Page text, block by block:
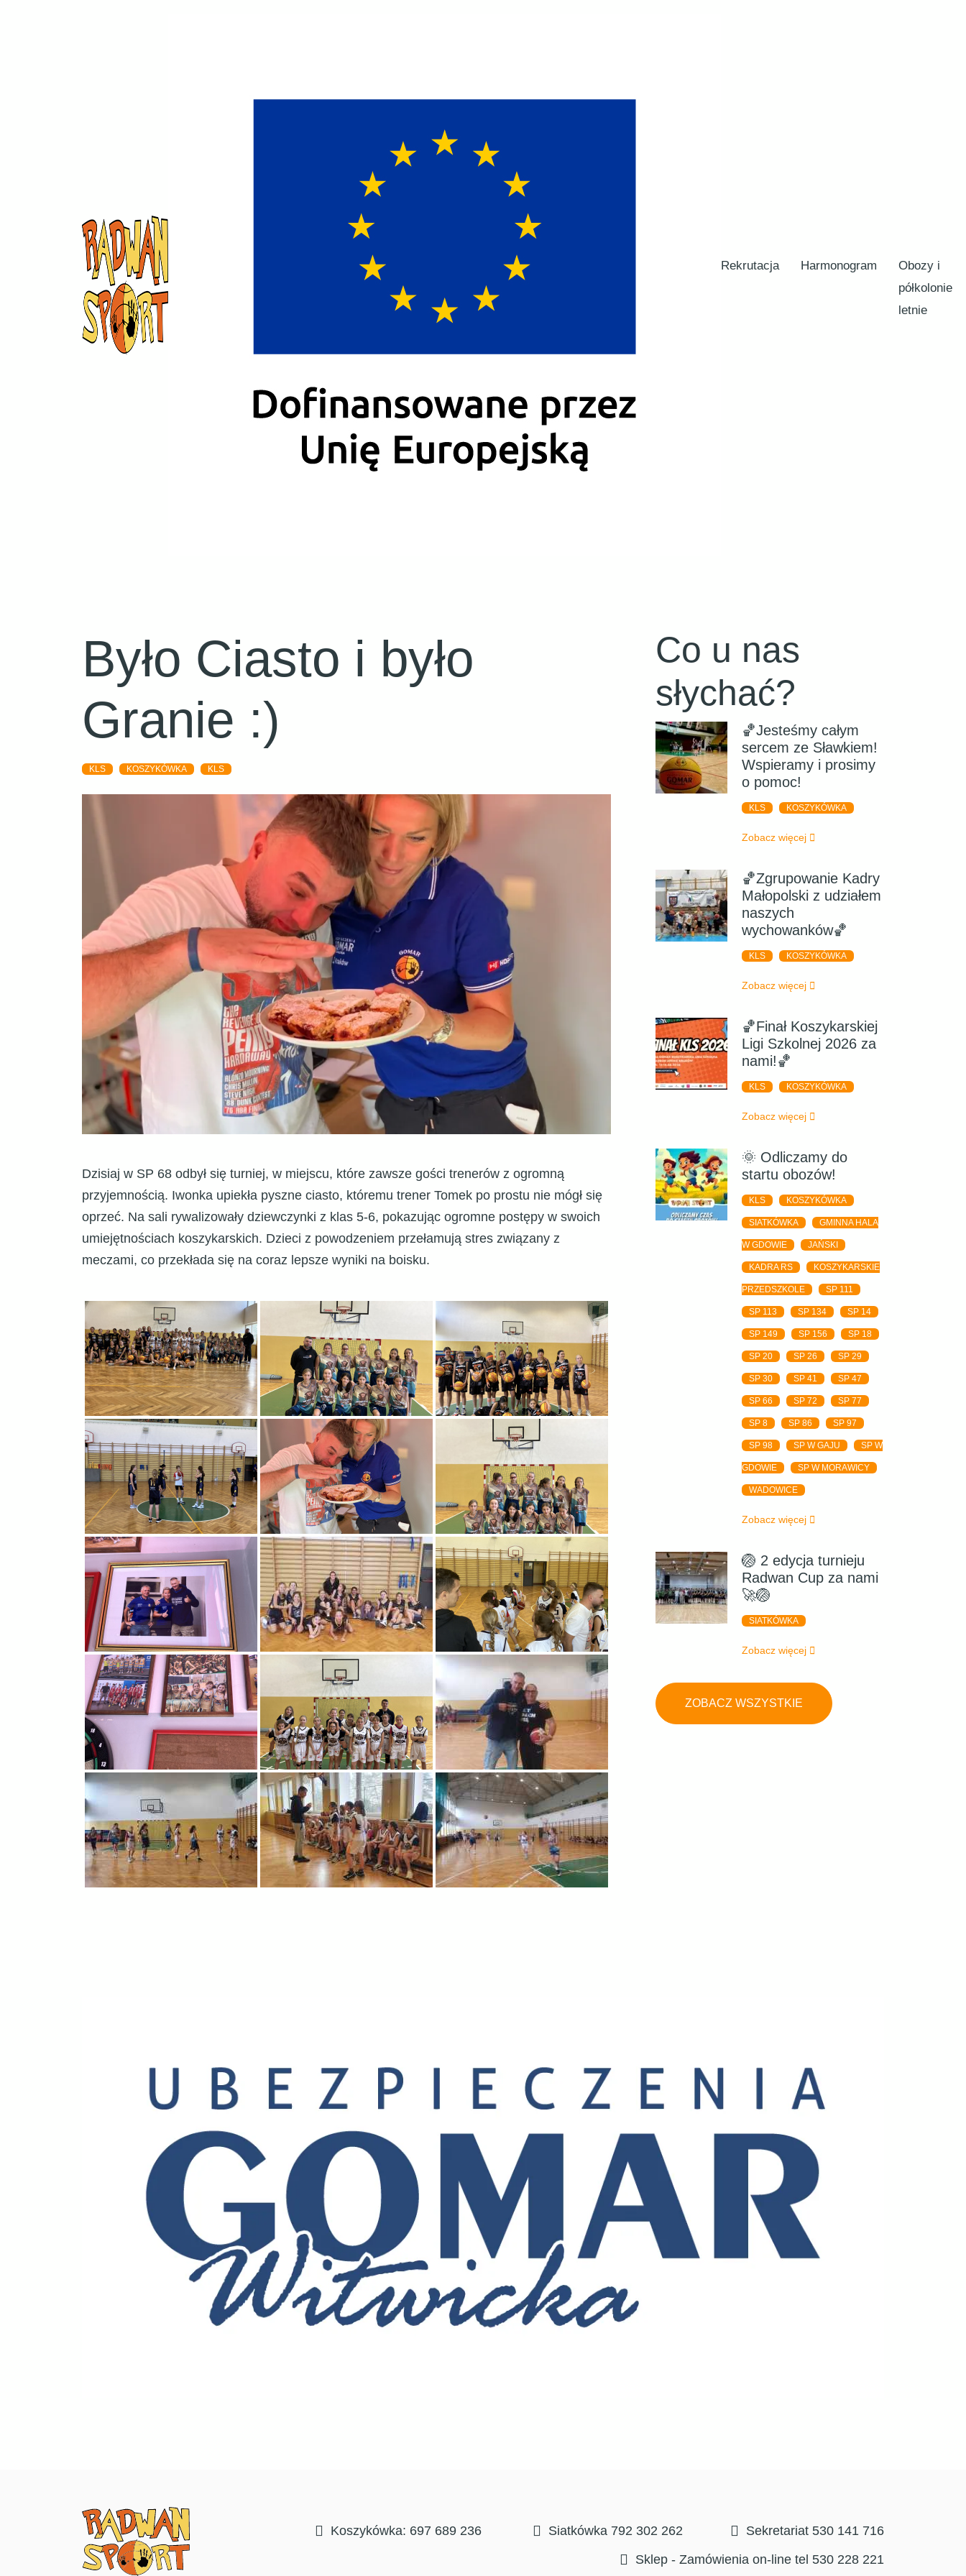
Rekrutacja Harmonogram
Obozy i
półkolonie
letnie
Było Ciasto i było
Granie :)
KLS KOSZYKÓWKA KLS
Dzisiaj w SP 68 odbył się turniej, w miejscu, które zawsze gości trenerów z ogromną
przyjemnością. Iwonka upiekła pyszne ciasto, któremu trener Tomek po prostu nie mógł się
oprzeć. Na sali rywalizowały dziewczynki z klas 5-6, pokazując ogromne postępy w swoich
umiejętnościach koszykarskich. Dzieci z powodzeniem przełamują stres związany z
meczami, co przekłada się na coraz lepsze wyniki na boisku.
Co u nas
słychać?
🏀Jesteśmy całym
sercem ze Sławkiem!
Wspieramy i prosimy
o pomoc!
KLS KOSZYKÓWKA
Zobacz więcej
🏀Zgrupowanie Kadry
Małopolski z udziałem
naszych
wychowanków🏀
KLS KOSZYKÓWKA
Zobacz więcej
🏀Finał Koszykarskiej
Ligi Szkolnej 2026 za
nami!🏀
KLS KOSZYKÓWKA
Zobacz więcej
🌞 Odliczamy do
startu obozów!
KLS KOSZYKÓWKA
SIATKÓWKA GMINNA HALA
W GDOWIE JAŃSKI
KADRA RS KOSZYKARSKIE
PRZEDSZKOLE SP 111
SP 113 SP 134 SP 14
SP 149 SP 156 SP 18
SP 20 SP 26 SP 29
SP 30 SP 41 SP 47
SP 66 SP 72 SP 77
SP 8 SP 86 SP 97
SP 98 SP W GAJU SP W
GDOWIE SP W MORAWICY
WADOWICE
Zobacz więcej
🏐 2 edycja turnieju
Radwan Cup za nami
🚀🏐
SIATKÓWKA
Zobacz więcej
ZOBACZ WSZYSTKIE
Koszykówka: 697 689 236 Siatkówka 792 302 262
Sekretariat 530 141 716
Sklep - Zamówienia on-line tel 530 228 221